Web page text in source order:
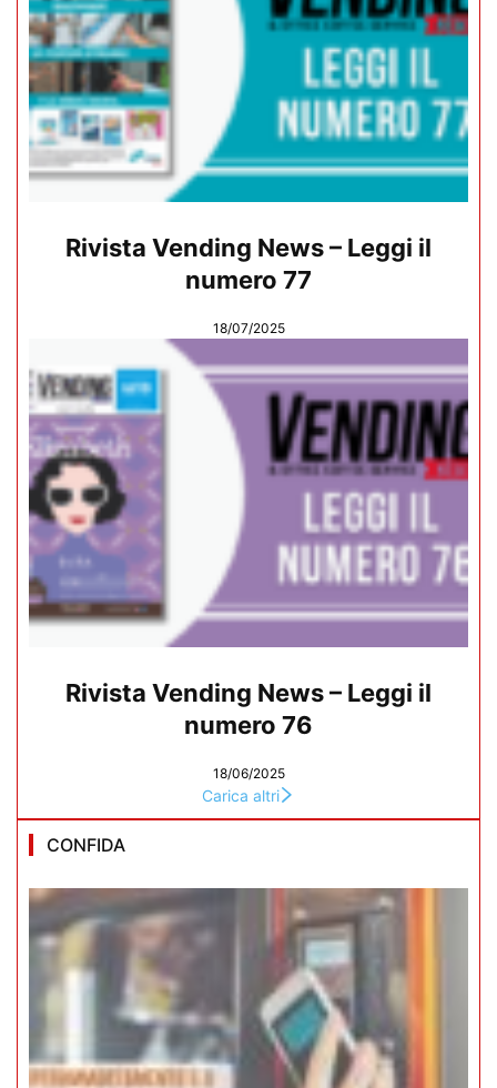
Rivista Vending News – Leggi il
numero 77
18/07/2025
Rivista Vending News – Leggi il
numero 76
18/06/2025
Carica altri
CONFIDA